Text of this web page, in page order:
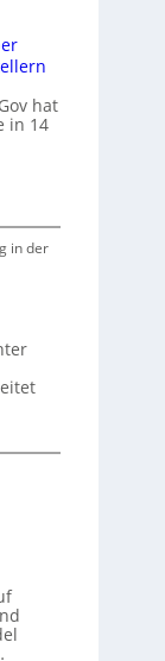
hat
in 14
in der